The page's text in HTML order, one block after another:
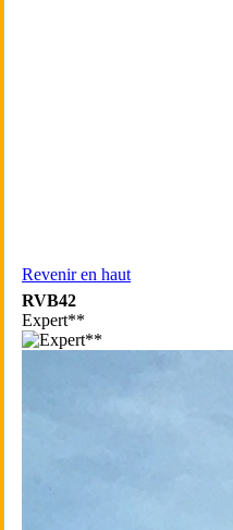
Revenir en haut
RVB42
Expert**